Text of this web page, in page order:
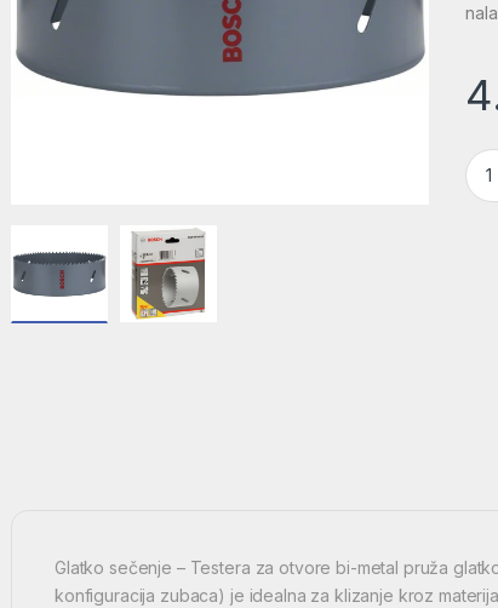
Glatko sečenje – Testera za otvore bi-metal pruža
konfiguracija zubaca) je idealna za klizanje kroz